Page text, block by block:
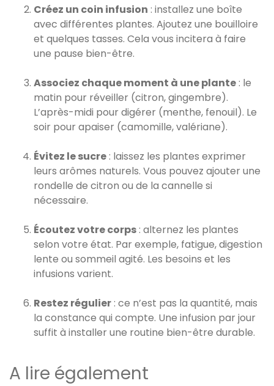
Créez un coin infusion : installez une boîte
avec différentes plantes. Ajoutez une bouilloire
et quelques tasses. Cela vous incitera à faire
une pause bien-être.
Associez chaque moment à une plante : le
matin pour réveiller (citron, gingembre).
L’après-midi pour digérer (menthe, fenouil). Le
soir pour apaiser (camomille, valériane).
Évitez le sucre : laissez les plantes exprimer
leurs arômes naturels. Vous pouvez ajouter une
rondelle de citron ou de la cannelle si
nécessaire.
Écoutez votre corps : alternez les plantes
selon votre état. Par exemple, fatigue, digestion
lente ou sommeil agité. Les besoins et les
infusions varient.
Restez régulier : ce n’est pas la quantité, mais
la constance qui compte. Une infusion par jour
suffit à installer une routine bien-être durable.
A lire également